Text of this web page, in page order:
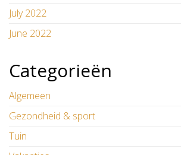
July 2022
June 2022
Categorieën
Algemeen
Gezondheid & sport
Tuin